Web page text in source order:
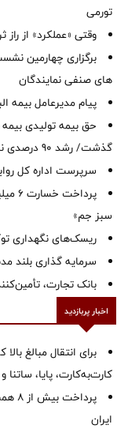
تورمی
وقتی «عملکرد» از
برگزاری چهارمین
های صنفی نمایندگان
پیام مدیرعامل بیمه
گذشت/ رشد 90 درصدی نسبت به مدت مشابه سال گذشته
سرپرست اداره كل
سبز جم»
ریسک‌های نگهداری
سرمایه گذاری بلند
بانک تجارت، تأمین‌کننده
اخبار پربازدید
برای انتقال مبالغ
کارت‌به‌کارت، پایا،
ایران